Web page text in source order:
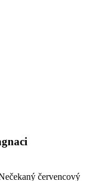
červencový